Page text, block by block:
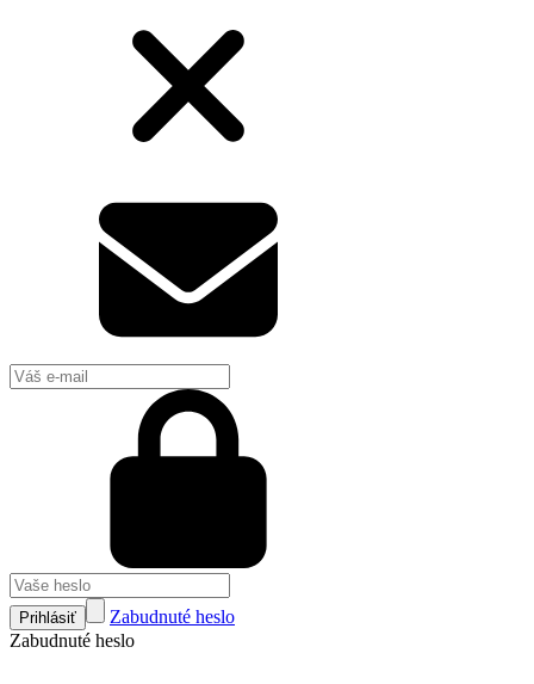
Prihlásiť
Zabudnuté heslo
Zabudnuté heslo